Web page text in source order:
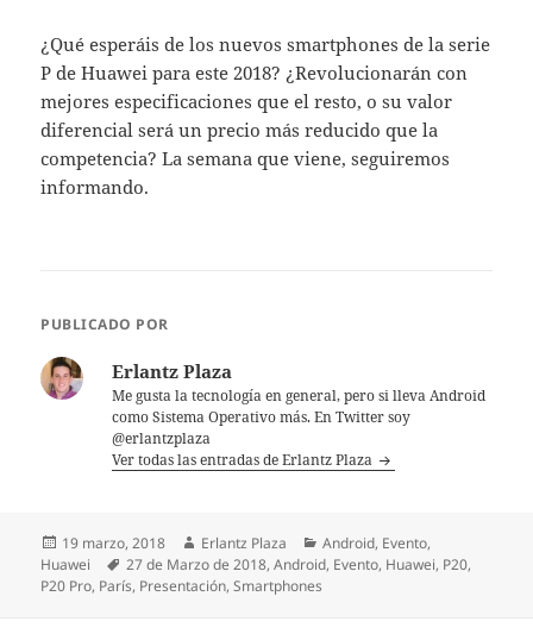
¿Qué esperáis de los nuevos smartphones de la serie
P de Huawei para este 2018? ¿Revolucionarán con
mejores especificaciones que el resto, o su valor
diferencial será un precio más reducido que la
competencia? La semana que viene, seguiremos
informando.
PUBLICADO POR
Erlantz Plaza
Me gusta la tecnología en general, pero si lleva Android
como Sistema Operativo más. En Twitter soy
@erlantzplaza
Ver todas las entradas de Erlantz Plaza
Publicado
el
19 marzo, 2018 Autor
Erlantz Plaza Categorías
Android, Evento,
Huawei
Etiquetas
27 de Marzo de 2018,Android, Evento, Huawei, P20,
P20 Pro, París, Presentación,Smartphones